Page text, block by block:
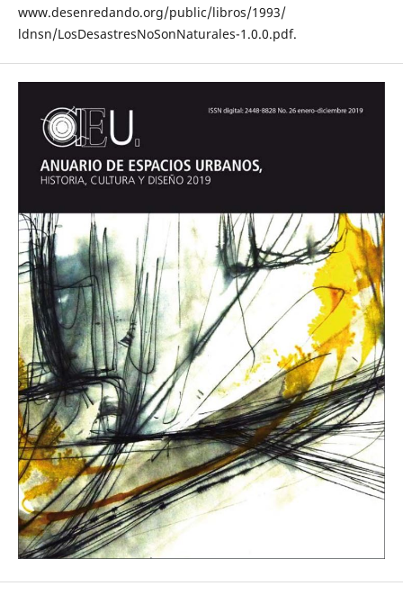
www.desenredando.org/public/libros/1993/
ldnsn/LosDesastresNoSonNaturales-1.0.0.pdf.